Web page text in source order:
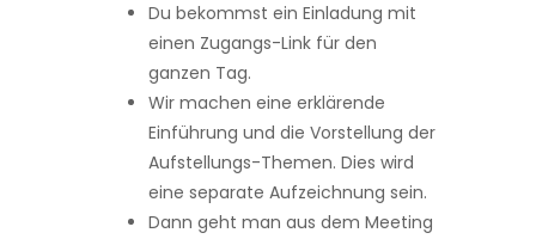
Du bekommst ein Einladung mit
einen Zugangs-Link für den
ganzen Tag.
Wir machen eine erklärende
Einführung und die Vorstellung der
Aufstellungs-Themen. Dies wird
eine se­parate Aufzeichnung sein.
Dann geht man aus dem Meeting